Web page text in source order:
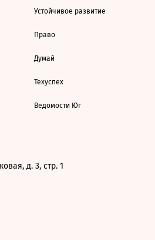
Устойчивое развитие
Право
Думай
Техуспех
Ведомости Юг
д. 3, стр. 1